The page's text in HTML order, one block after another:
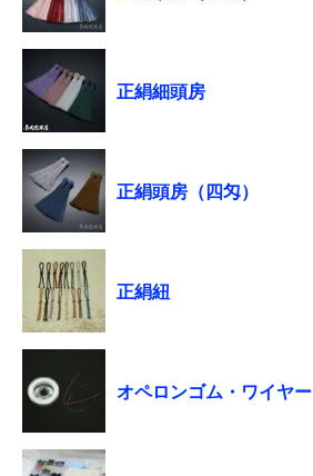
正絹細頭房
正絹頭房（四匁）
正絹紐
オペロンゴム・ワイヤー